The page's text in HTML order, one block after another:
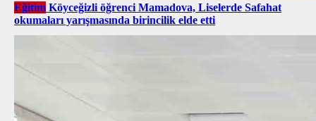
Eğitim Köyceğizli öğrenci Mamadova, Liselerde Safahat
okumaları yarışmasında birincilik elde etti